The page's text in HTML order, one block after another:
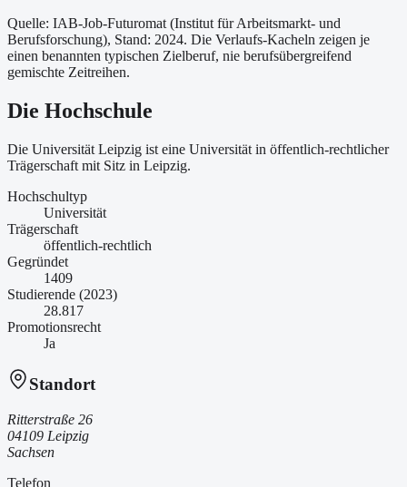
Quelle: IAB-Job-Futuromat (Institut für Arbeitsmarkt- und
Berufsforschung), Stand: 2024. Die Verlaufs-Kacheln zeigen je
einen benannten typischen Zielberuf, nie berufsübergreifend
gemischte Zeitreihen.
Die Hochschule
Die Universität Leipzig ist eine Universität in öffentlich-rechtlicher
Trägerschaft mit Sitz in Leipzig.
Hochschultyp
Universität
Trägerschaft
öffentlich-rechtlich
Gegründet
1409
Studierende (2023)
28.817
Promotionsrecht
Ja
Standort
Ritterstraße 26
04109 Leipzig
Sachsen
Telefon